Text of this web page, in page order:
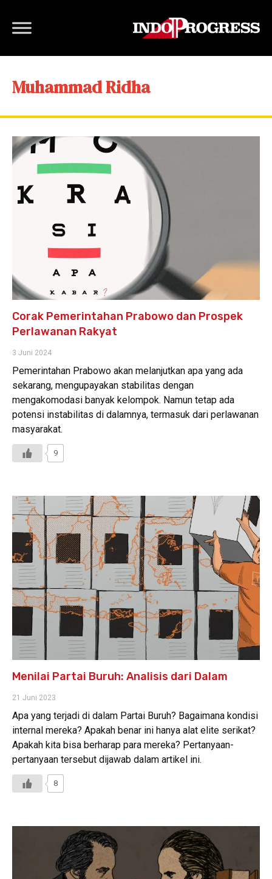
Muhammad Ridha
Corak Pemerintahan Prabowo dan Prospek
Perlawanan Rakyat
3 Juni 2024
Pemerintahan Prabowo akan melanjutkan apa yang ada
sekarang, mengupayakan stabilitas dengan
mengakomodasi banyak kelompok. Namun tetap ada
potensi instabilitas di dalamnya, termasuk dari perlawanan
masyarakat.
9
Menilai Partai Buruh: Analisis dari Dalam
21 Juni 2023
Apa yang terjadi di dalam Partai Buruh? Bagaimana kondisi
internal mereka? Apakah benar ini hanya alat elite serikat?
Apakah kita bisa berharap para mereka? Pertanyaan-
pertanyaan tersebut dijawab dalam artikel ini.
8